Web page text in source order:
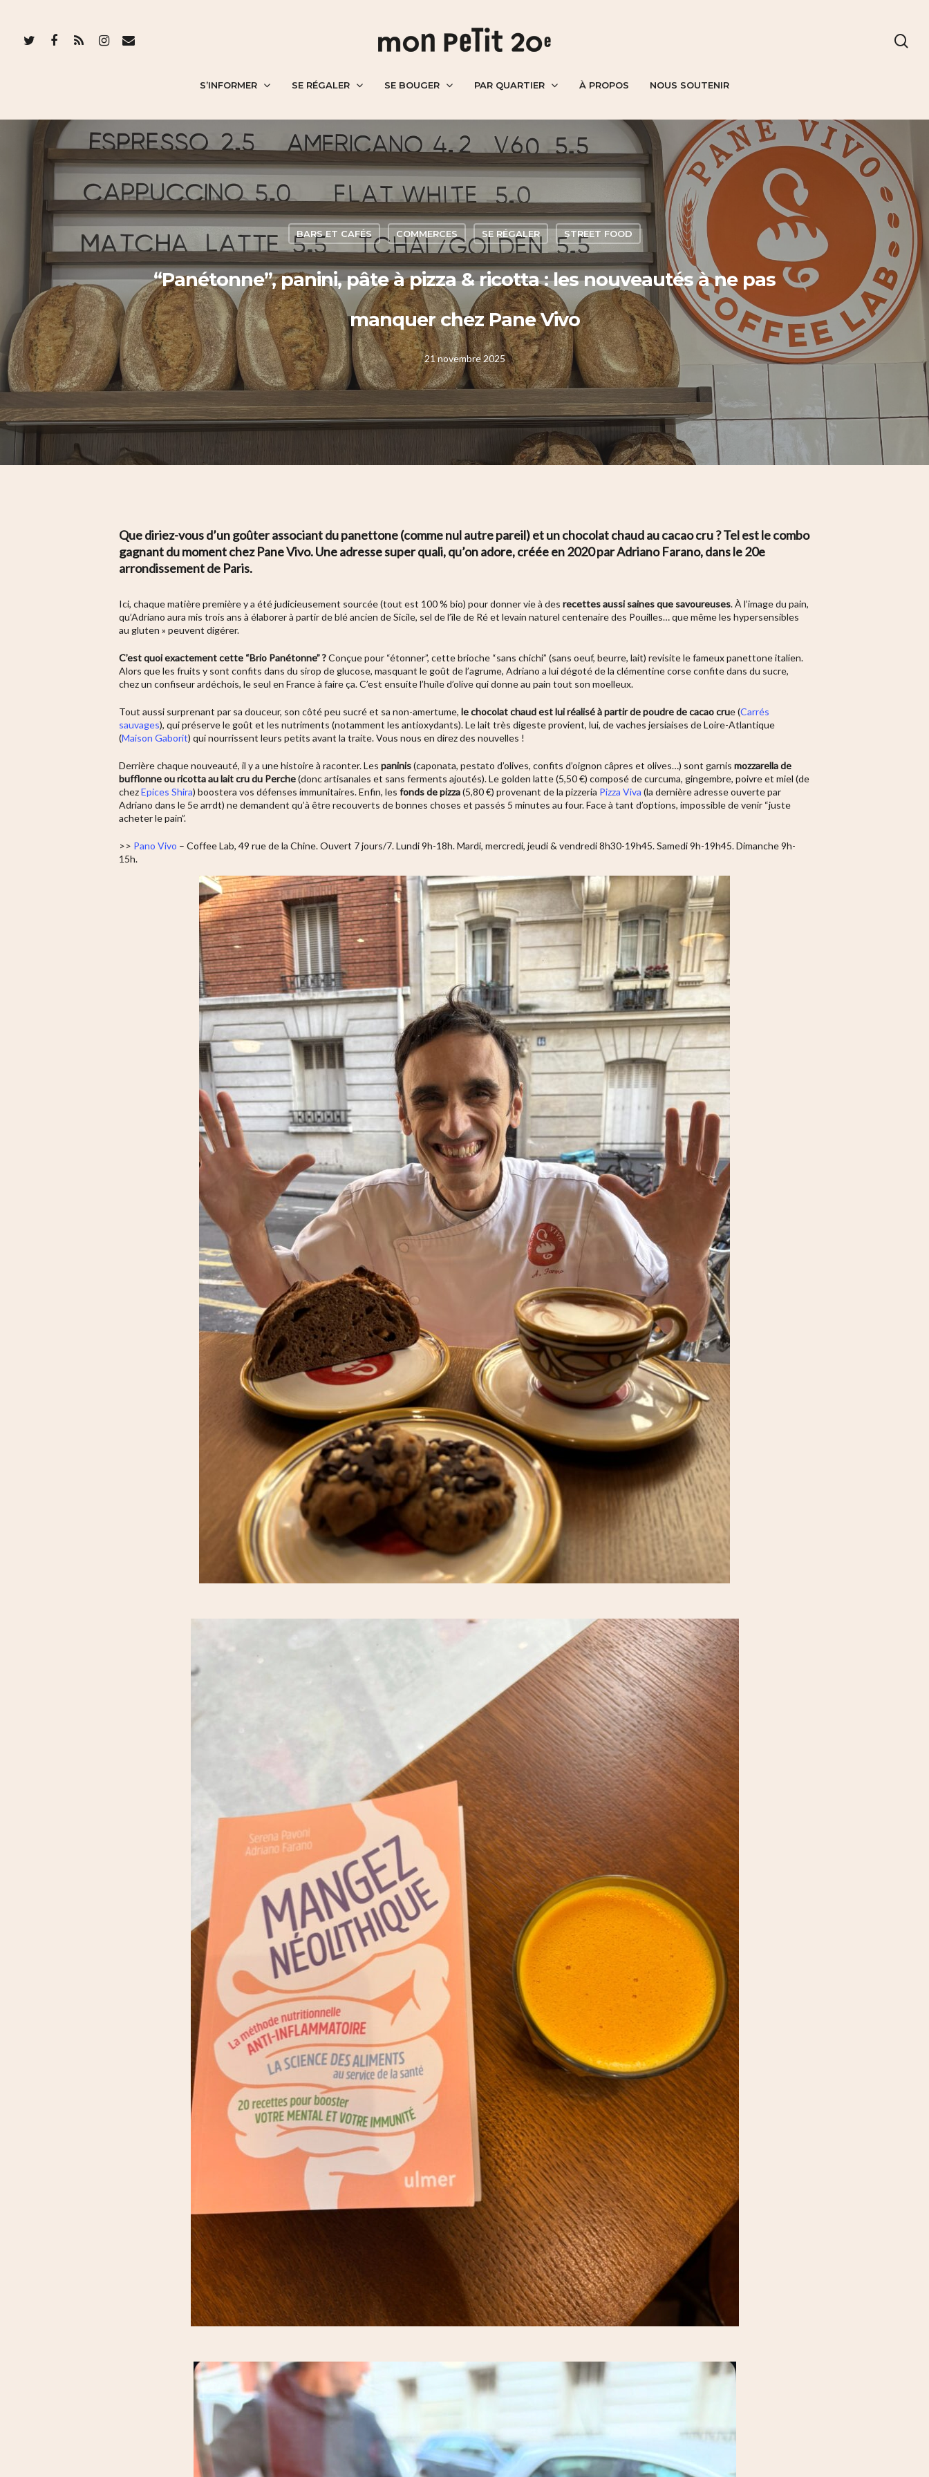
Hit enter to search or ESC to close
S’INFORMER SE RÉGALER SE BOUGER PAR QUARTIER À PROPOS NOUS SOUTENIR
BARS ET CAFÉS COMMERCES SE RÉGALER STREET FOOD
“Panétonne”, panini, pâte à pizza & ricotta : les nouveautés à ne pas
manquer chez Pane Vivo
21 novembre 2025
Que diriez-vous d’un goûter associant du panettone (comme nul autre pareil) et un chocolat chaud au cacao cru ? Tel est le combo
gagnant du moment chez Pane Vivo. Une adresse super quali, qu’on adore, créée en 2020 par Adriano Farano, dans le 20e
arrondissement de Paris.
Ici, chaque matière première y a été judicieusement sourcée (tout est 100 % bio) pour donner vie à des recettes aussi saines que savoureuses. À l’image du pain,
qu’Adriano aura mis trois ans à élaborer à partir de blé ancien de Sicile, sel de l’île de Ré et levain naturel centenaire des Pouilles… quemême les hypersensibles
au gluten » peuvent digérer.
C’est quoi exactement cette “Brio Panétonne” ?Conçue pour “étonner”, cette brioche “sans chichi” (sans oeuf, beurre, lait) revisite le fameux panettone italien.
Alors que les fruits y sont confits dans du sirop de glucose, masquant le goût de l’agrume, Adriano a lui dégoté de la clémentine corse confite dans du sucre,
chez un confiseur ardéchois, le seul en France à faire ça. C’est ensuite l’huile d’olive qui donne au pain tout son moelleux.
Tout aussi surprenant par sa douceur, son côté peu sucré et sa non-amertume, le chocolat chaud est lui réalisé à partir de poudre de cacao crue (Carrés
sauvages), qui préserve le goût et les nutriments (notamment les antioxydants). Le lait très digeste provient, lui, de vaches jersiaises de Loire-Atlantique
(Maison Gaborit) qui nourrissent leurs petits avant la traite. Vous nous en direz des nouvelles !
Derrière chaque nouveauté, il y a une histoire à raconter. Les paninis(caponata, pestato d’olives, confits d’oignon câpres et olives…) sont garnis mozzarella de
bufflonne ou ricotta au lait cru du Perche(donc artisanales et sans ferments ajoutés). Le golden latte (5,50 €) composé decurcuma, gingembre, poivre et miel (de
chezEpices Shira) boostera vos défenses immunitaires. Enfin, les fonds de pizza(5,80 €) provenant de la pizzeria Pizza Viva (la dernière adresse ouverte par
Adriano dans le 5e arrdt) ne demandent qu’à être recouverts de bonnes choses et passés 5 minutes au four. Face à tant d’options, impossible de venir “juste
acheter le pain”.
>> Pano Vivo – Coffee Lab, 49 rue de la Chine. Ouvert 7 jours/7. Lundi 9h-18h. Mardi, mercredi, jeudi & vendredi 8h30-19h45. Samedi 9h-19h45. Dimanche 9h-
15h.